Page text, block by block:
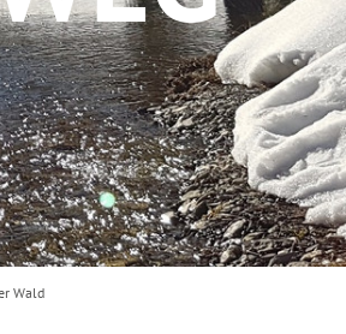
Wald